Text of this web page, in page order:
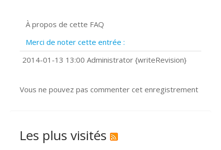
Prise de vue 360°
?
Comment installer Google Chrome ?
À propos de cette FAQ
Merci de noter cette entrée :
2014-01-13 13:00 Administrator {writeRevision}
Vous ne pouvez pas commenter cet enregistrement
Les plus visités